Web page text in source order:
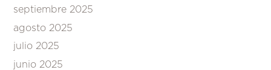
septiembre 2025
agosto 2025
julio 2025
junio 2025